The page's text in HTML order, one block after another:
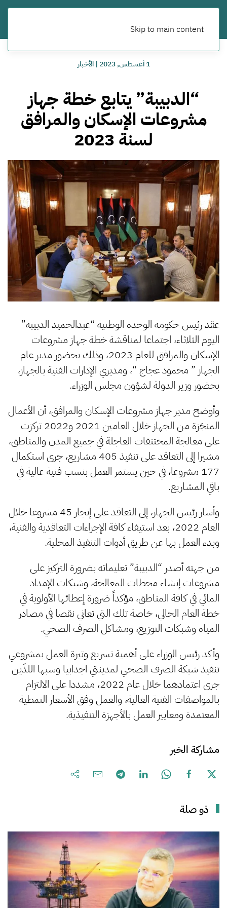
Skip to main content
1 أغسطس, 2023 |الأخبار
“الدبيبة” يتابع خطة جهاز
مشروعات الإسكان والمرافق
لسنة 2023
عقد رئيس حكومة الوحدة الوطنية “عبدالحميد الدبيبة”
اليوم الثلاثاء، اجتماعا لمناقشة خطة جهاز مشروعات
الإسكان والمرافق للعام 2023، وذلك بحضور مدير عام
الجهاز ” محمود عجاج “، ومديري الإدارات الفنية بالجهاز،
بحضور وزير الدولة لشؤون مجلس الوزراء.
وأوضح مدير جهاز مشروعات الإسكان والمرافق، أن الأعمال
المنجَزة من الجهاز خلال العامين 2021 و2022 تركزت
على معالجة المختنقات العاجلة في جميع المدن والمناطق،
مشيرا إلى التعاقد على تنفيذ 405 مشاريع، جرى استكمال
177 مشروعا، في حين يستمر العمل بنسب فنية عالية في
باقي المشاريع.
وأشار رئيس الجهاز، إلى التعاقد على إنجاز 45 مشروعا خلال
العام 2022، بعد استيفاء كافة الإجراءات التعاقدية والفنية،
وبدء العمل بها عن طريق أدوات التنفيذ المحلية.
من جهته أصدر “الدبيبة” تعليماته بضرورة التركيز على
مشروعات إنشاء محطات المعالجة، وشبكات الإمداد
المائي في كافة المناطق، مؤكداً ضرورة إعطائها الأولوية في
خطة العام الحالي، خاصة تلك التي تعاني نقصا في مصادر
المياه وشبكات التوزيع، ومشاكل الصرف الصحي.
وأكد رئيس الوزراء على أهمية تسريع وتيرة العمل بمشروعي
تنفيذ شبكة الصرف الصحي لمدينتي اجدابيا وسبها اللذَين
جرى اعتمادهما خلال عام 2022، مشددا على الالتزام
بالمواصفات الفنية العالية، والعمل وفق الأسعار النمطية
المعتمدة ومعايير العمل بالأجهزة التنفيذية.
مشاركة الخبر
ذو صلة